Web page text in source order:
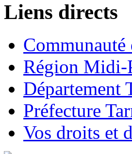
Liens directs
Communauté
Région Midi-
Département
Préfecture
Vos droits et